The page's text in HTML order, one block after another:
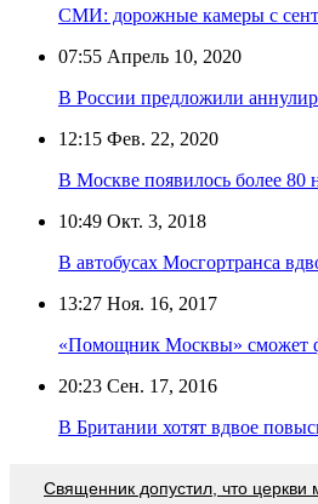
СМИ: дорожные камеры с
07:55 Апрель 10, 2020
В России предложили
12:15 Фев. 22, 2020
В Москве появилось более
10:49 Окт. 3, 2018
В автобусах Мосгортранса
13:27 Ноя. 16, 2017
«Помощник Москвы» сможет
20:23 Сен. 17, 2016
В Британии хотят вдвое
Священник допустил, что церкви